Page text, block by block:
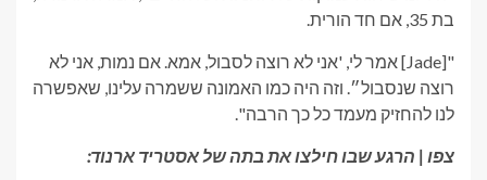
בת 35, אם חד הורית.
"[Jade] אמר לי, 'אני לא רוצה לסבול, אמא. אם נמות, אני לא
רוצה שנסבול״. וזה היה כמו האמונה ששמרה עלינו, שאפשרה
לנו להחזיק מעמד כל כך הרבה".
צפו | הרגע שבו חילצו את בתה של אסטריד ארנוד: